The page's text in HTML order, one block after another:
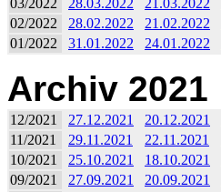
03/2022 28.03.2022 21.03.2022
02/2022
28.02.2022 21.02.2022
01/2022
31.01.2022 24.01.2022
Archiv 2021
12/2021 27.12.2021 20.12.2021
11/2021
29.11.2021 22.11.2021
10/2021
25.10.2021 18.10.2021
09/2021
27.09.2021 20.09.2021